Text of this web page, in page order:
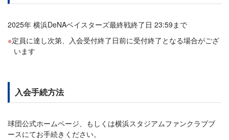
2025年 横浜DeNAベイスターズ最終戦終了日 23:59まで
定員に達し次第、入会受付終了日前に受付終了となる場合がござ
います
入会手続方法
球団公式ホームページ、もしくは横浜スタジアムファンクラブブ
ースにてお手続きください。